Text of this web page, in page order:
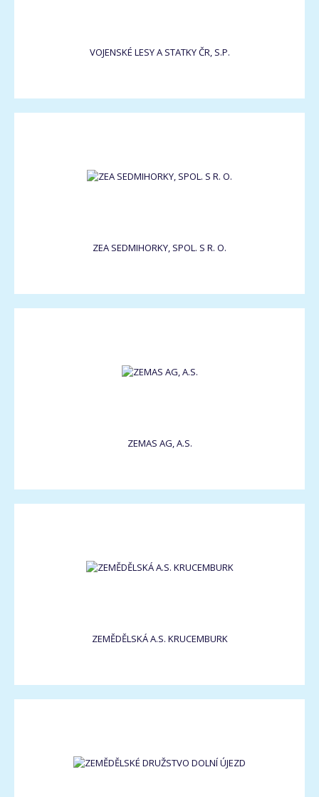
VOJENSKÉ LESY A STATKY ČR, S.P.
ZEA SEDMIHORKY, SPOL. S R. O.
ZEMAS AG, A.S.
ZEMĚDĚLSKÁ A.S. KRUCEMBURK